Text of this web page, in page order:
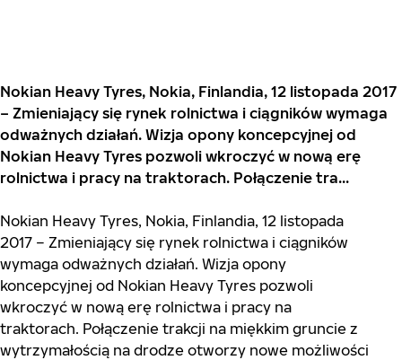
Nokian Heavy Tyres, Nokia, Finlandia, 12 listopada 2017
– Zmieniający się rynek rolnictwa i ciągników wymaga
odważnych działań. Wizja opony koncepcyjnej od
Nokian Heavy Tyres pozwoli wkroczyć w nową erę
rolnictwa i pracy na traktorach. Połączenie tra...
Nokian Heavy Tyres, Nokia, Finlandia, 12 listopada
2017 – Zmieniający się rynek rolnictwa i ciągników
wymaga odważnych działań. Wizja opony
koncepcyjnej od Nokian Heavy Tyres pozwoli
wkroczyć w nową erę rolnictwa i pracy na
traktorach. Połączenie trakcji na miękkim gruncie z
wytrzymałością na drodze otworzy nowe możliwości